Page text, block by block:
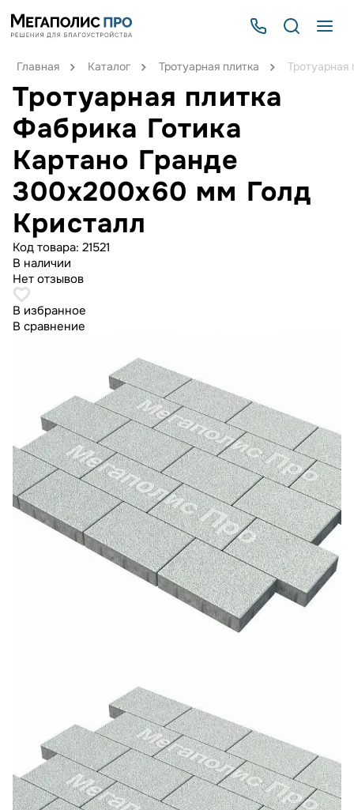
Главная Каталог Тротуарная плитка
Тротуарная плитка
Фабрика Готика
Картано Гранде
300х200х60 мм Голд
Кристалл
Код товара: 21521
В наличии
Нет отзывов
В избранное
В сравнение